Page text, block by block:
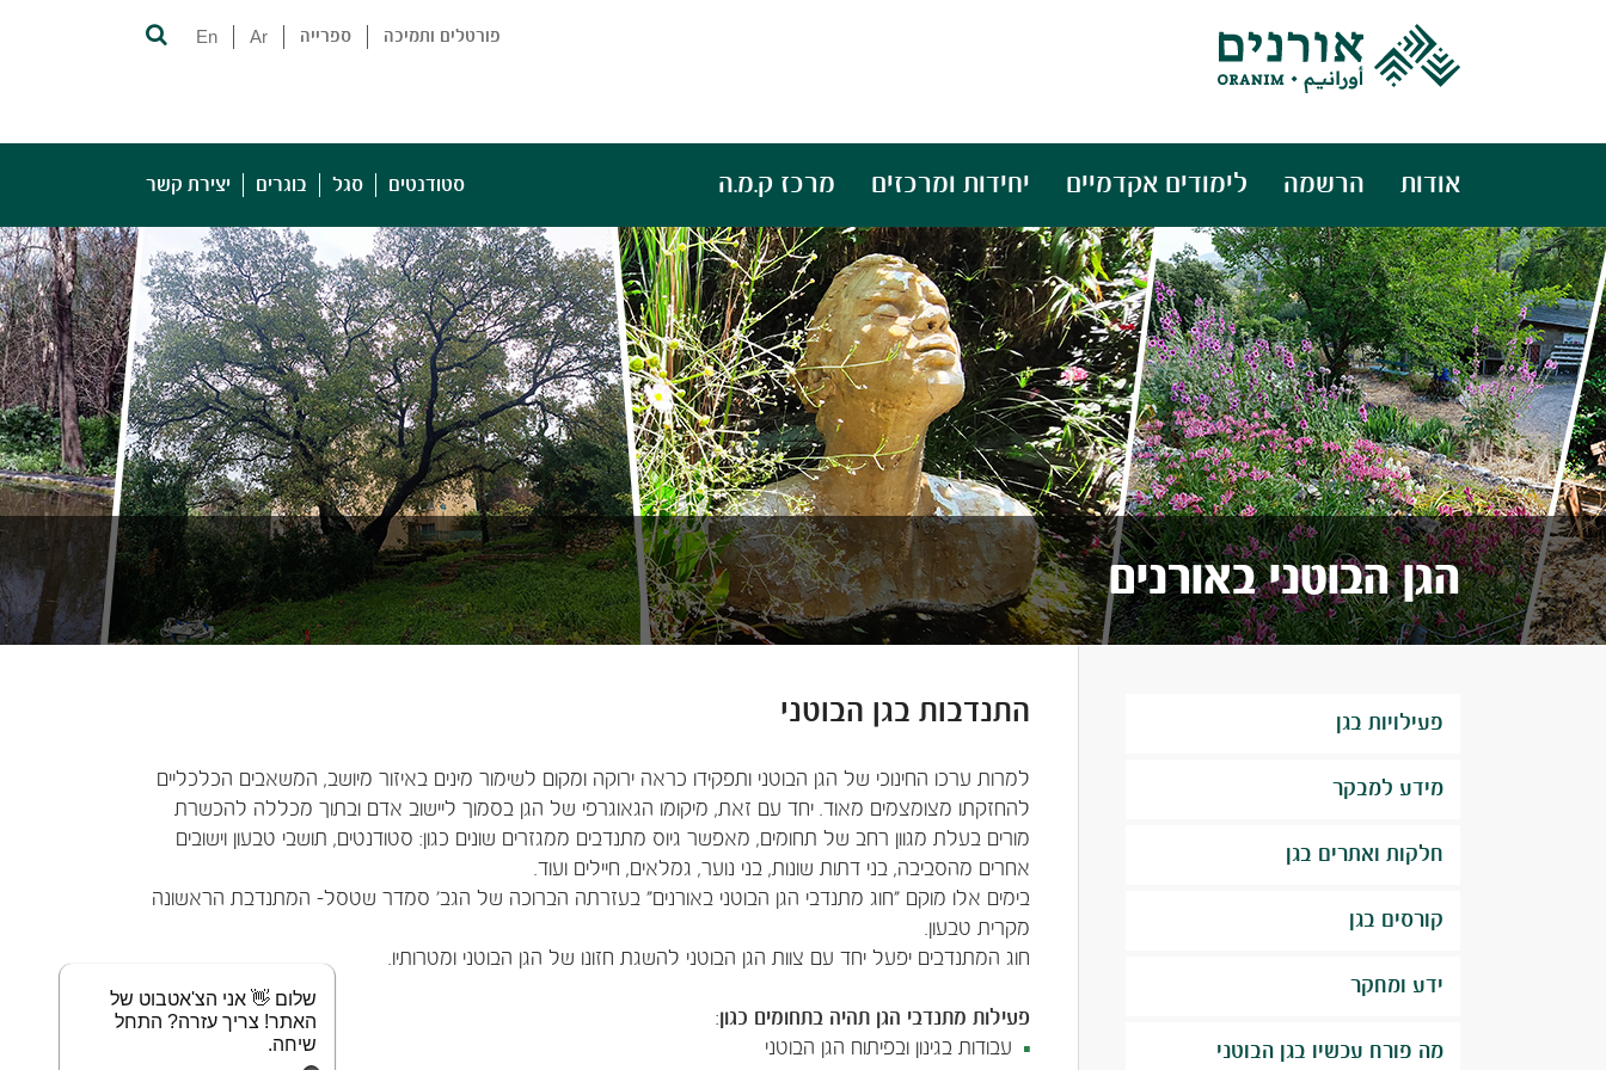
פורטלים ותמיכה ספרייה Ar
En
אודות הרשמה לימודים אקדמיים יחידות ומרכזים מרכז ק.מ.ה סטודנטים סגל בוגרים יצירת קשר
הגן הבוטני באורנים
התנדבות בגן הבוטני
למרות ערכו החינוכי של הגן הבוטני ותפקידו כראה ירוקה ומקום לשימור מינים באיזור מיושב, המשאבים הכלכליים
להחזקתו מצומצמים מאוד. יחד עם זאת, מיקומו הגאוגרפי של הגן בסמוך ליישוב אדם ובתוך מכללה להכשרת
מורים בעלת מגוון רחב של תחומים, מאפשר גיוס מתנדבים ממגזרים שונים כגון: סטודנטים, תושבי טבעון וישובים
אחרים מהסביבה, בני דתות שונות, בני נוער, גמלאים, חיילים ועוד.
בימים אלו מוקם "חוג מתנדבי הגן הבוטני באורנים" בעזרתה הברוכה של הגב' סמדר שטסל- המתנדבת הראשונה
מקרית טבעון.
חוג המתנדבים יפעל יחד עם צוות הגן הבוטני להשגת חזונו של הגן הבוטני ומטרותיו.
פעילות מתנדבי הגן תהיה בתחומים כגון:
עבודות בגינון ובפיתוח הגן הבוטני
פעילויות בגן
מידע למבקר
חלקות ואתרים בגן
קורסים בגן
ידע ומחקר
מה פורח עכשיו בגן הבוטני
שלום 👋 אני הצ'אטבוט של
האתר! צריך עזרה? התחל
שיחה.